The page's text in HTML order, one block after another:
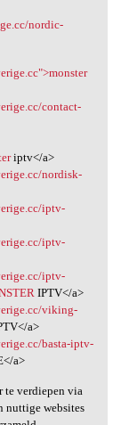
nordic-
contact-
iptv</a>
nordisk-
iptv-
iptv-
iptv-
IPTV</a>
viking-
a>
basta-iptv-
a>
te verdiepen via
nuttige websites